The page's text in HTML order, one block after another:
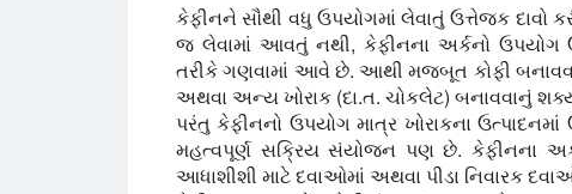
કેફીનને સૌથી વધુ ઉપયોગમાં લેવાતું ઉત્તેજક દાવો
જ લેવામાં આવતું નથી, કેફીનના અર્કનો ઉપયોગ
તરીકે ગણવામાં આવે છે. આથી મજબૂત કોફી
અથવા અન્ય ખોરાક (દા.ત. ચોકલેટ) બનાવવાનું
પરંતુ કેફીનનો ઉપયોગ માત્ર ખોરાકના
મહત્વપૂર્ણ સક્રિય સંયોજન પણ છે. કેફીનના
આધાશીશી માટે દવાઓમાં અથવા પીડા નિવારક